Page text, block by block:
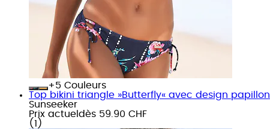
+
Couleurs
Top bikini triangle »Butterfly« avec design papillon
Sunseeker
Prix actuel dès 59.90 CHF
( 1 )